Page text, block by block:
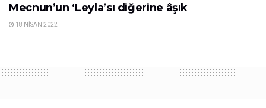
Mecnun’un ‘Leyla’sı diğerine âşık
18 NISAN 2022